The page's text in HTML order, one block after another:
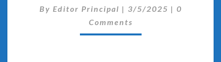
UN
ARMA
By Editor Principal | 3/5/2025 | 0
Comments